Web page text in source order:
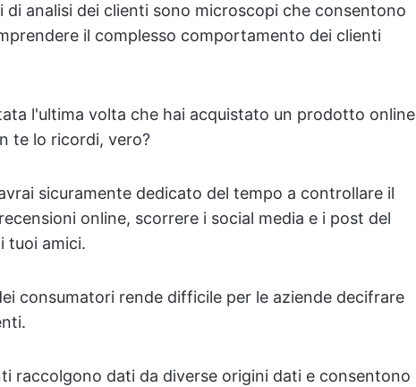
analisi dei clienti sono microscopi che consentono
il complesso comportamento dei clienti
l'ultima volta che hai acquistato un prodotto online
te lo ricordi, vero?
sicuramente dedicato del tempo a controllare il
online, scorrere i social media e i post del
tuoi amici.
consumatori rende difficile per le aziende decifrare
raccolgono dati da diverse origini dati e consentono